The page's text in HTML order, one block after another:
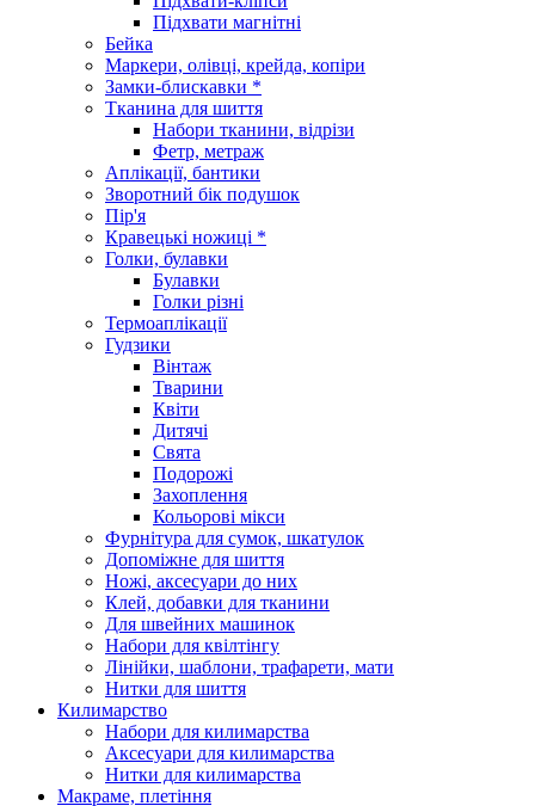
Підхвати магнітні
Бейка
Маркери, олівці, крейда, копіри
Замки-блискавки *
Тканина для шиття
Набори тканини, відрізи
Фетр, метраж
Аплікації, бантики
Зворотний бік подушок
Пір'я
Кравецькі ножиці *
Голки, булавки
Булавки
Голки різні
Термоаплікації
Гудзики
Вінтаж
Тварини
Квіти
Дитячі
Свята
Подорожі
Захоплення
Кольорові мікси
Фурнітура для сумок, шкатулок
Допоміжне для шиття
Ножі, аксесуари до них
Клей, добавки для тканини
Для швейних машинок
Набори для квілтінгу
Лінійки, шаблони, трафарети, мати
Нитки для шиття
Килимарство
Набори для килимарства
Аксесуари для килимарства
Нитки для килимарства
Макраме, плетіння